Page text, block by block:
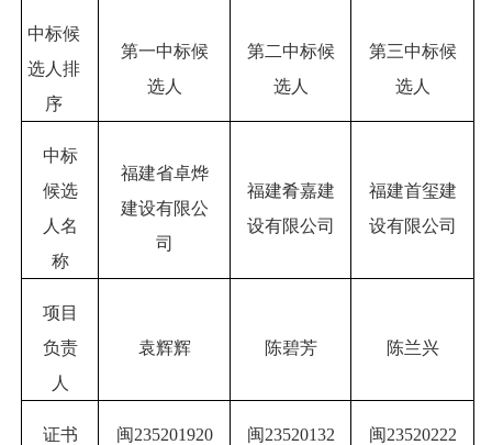
中标候
选人排
序
第一中标候
选人
第二中标候
选人
第三中标候
选人
中标
候选
人名
称
福建省卓烨
建设有限公
司
福建肴嘉建
设有限公司
福建首玺建
设有限公司
项目
负责
人
袁辉辉 陈碧芳 陈兰兴
证书
闽235201920
闽23520132
闽23520222